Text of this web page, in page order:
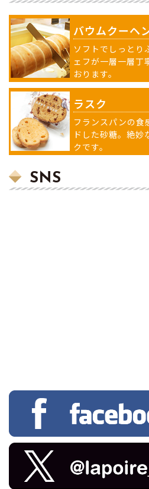
バウムクーヘ
ソフトでしっとり
ェフが一層一層丁
おります。
ラスク
フランスパンの食
ドした砂糖。絶妙
クです。
SNS